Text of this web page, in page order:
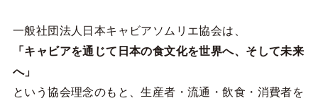
一般社団法人日本キャビアソムリエ協会は、
「キャビアを通じて日本の食文化を世界へ、そして未来
へ」
という協会理念のもと、生産者・流通・飲食・消費者を